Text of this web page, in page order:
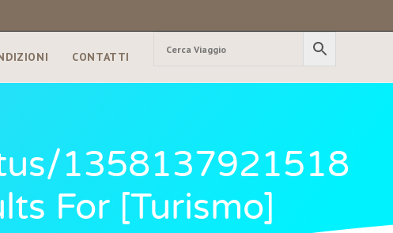
CONTATTI
1358137921518
For [turismo]